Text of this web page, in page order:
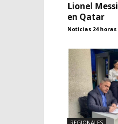
Lionel
en Qatar
Noticias 24 horas
REGIONALES